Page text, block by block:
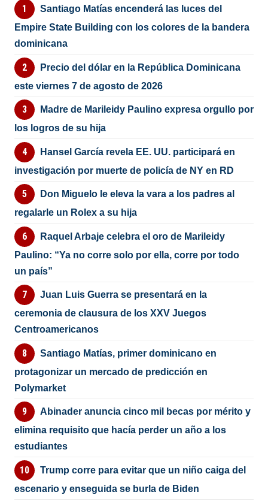
Santiago Matías encenderá las luces del
Empire State Building con los colores de la bandera
dominicana
Precio del dólar en la República Dominicana
este viernes 7 de agosto de 2026
Madre de Marileidy Paulino expresa orgullo por
los logros de su hija
Hansel García revela EE. UU. participará en
investigación por muerte de policía de NY en RD
Don Miguelo le eleva la vara a los padres al
regalarle un Rolex a su hija
Raquel Arbaje celebra el oro de Marileidy
Paulino: “Ya no corre solo por ella, corre por todo
un país”
Juan Luis Guerra se presentará en la
ceremonia de clausura de los XXV Juegos
Centroamericanos
Santiago Matías, primer dominicano en
protagonizar un mercado de predicción en
Polymarket
Abinader anuncia cinco mil becas por mérito y
elimina requisito que hacía perder un año a los
estudiantes
Trump corre para evitar que un niño caiga del
escenario y enseguida se burla de Biden